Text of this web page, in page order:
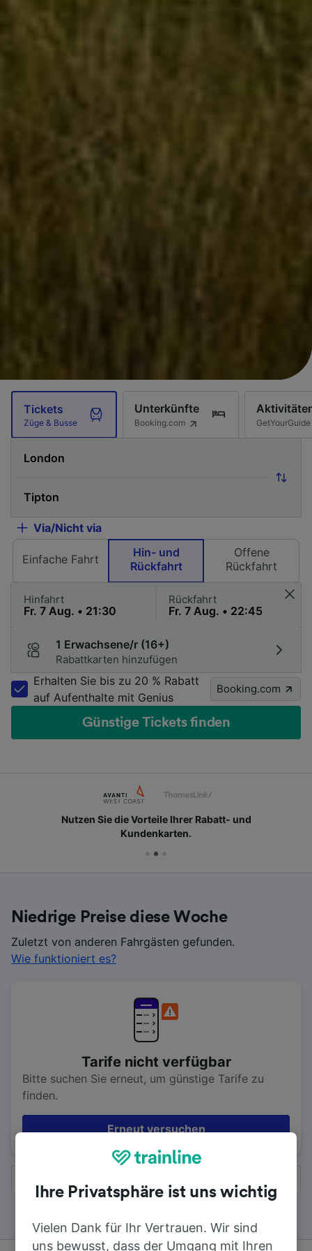
Tickets
Züge & Busse
Unterkünfte
Booking.com GetYourGuide
Via/Nicht via
Einfache Fahrt
Hin- und
Rückfahrt
Offene
Rückfahrt
Hinfahrt Rückfahrt
1 Erwachsene/r (16+)
Rabattkarten hinzufügen
Erhalten Sie bis zu 20 % Rabatt
auf Aufenthalte mit Genius
Booking.com
Günstige Tickets finden
Nutzen Sie die Vorteile Ihrer Rabatt- und
Kundenkarten.
Niedrige Preise diese Woche
Zuletzt von anderen Fahrgästen gefunden.
Wie funktioniert es?
Tarife nicht verfügbar
Bitte suchen Sie erneut, um günstige Tarife zu
finden.
Erneut versuchen
Ihre Privatsphäre ist uns wichtig
Vielen Dank für Ihr Vertrauen. Wir sind
uns bewusst, dass der Umgang mit Ihren